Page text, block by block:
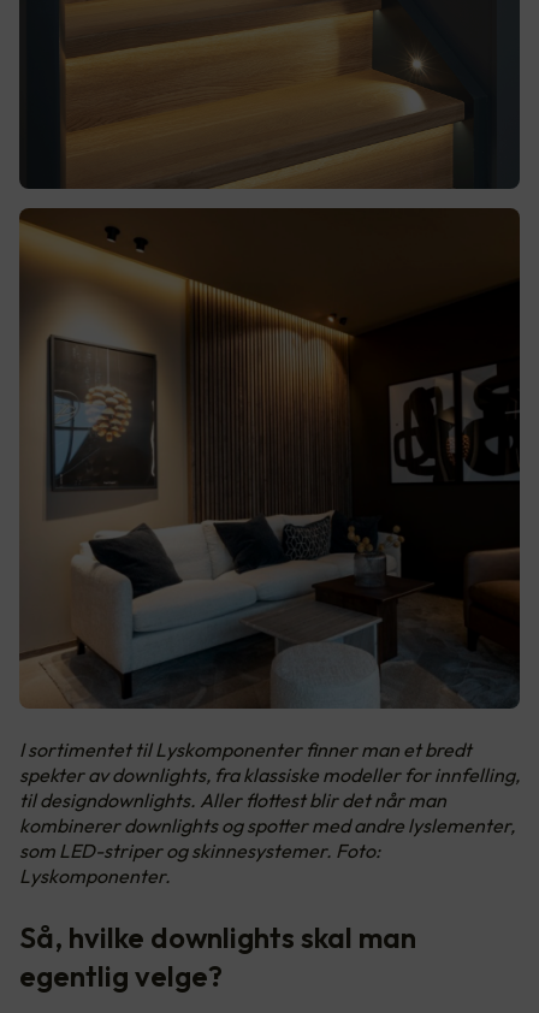
I sortimentet til Lyskomponenter finner man et bredt
spekter av downlights, fra klassiske modeller for innfelling,
til designdownlights. Aller flottest blir det når man
kombinerer downlights og spotter med andre lyslementer,
som LED-striper og skinnesystemer. Foto:
Lyskomponenter.
Så, hvilke downlights skal man
egentlig velge?